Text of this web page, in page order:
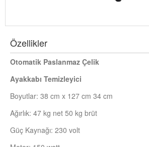
Özellikler
Otomatik Paslanmaz Çelik
Ayakkabı Temizleyici
Boyutlar: 38 cm x 127 cm 34 cm
Ağırlık: 47 kg net 50 kg brüt
Güç Kaynağı: 230 volt